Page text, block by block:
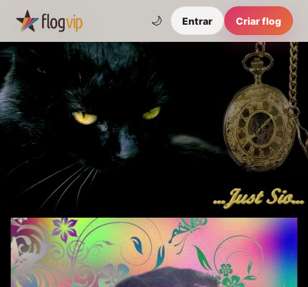
🌙 Entrar Criar flog